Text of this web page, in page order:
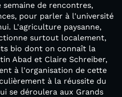
semaine de rencontres,
pour parler à l'université
L'agriculture paysanne,
surtout localement,
bio dont on connaît la
Abad et Claire Schreiber,
à l'organisation de cette
à la réussite du
se déroulera aux Grands